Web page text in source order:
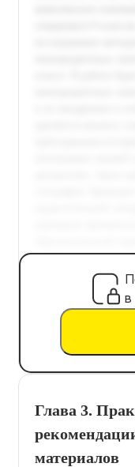
в
Глава 3.
материалов